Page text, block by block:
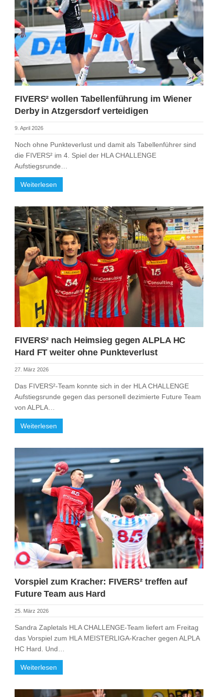
FIVERS² wollen Tabellenführung im Wiener
Derby in Atzgersdorf verteidigen
9. April 2026
Noch ohne Punkteverlust und damit als Tabellenführer sind
die FIVERS² im 4. Spiel der HLA CHALLENGE
Aufstiegsrunde…
Weiterlesen
FIVERS² nach Heimsieg gegen ALPLA HC
Hard FT weiter ohne Punkteverlust
27. März 2026
Das FIVERS²-Team konnte sich in der HLA CHALLENGE
Aufstiegsrunde gegen das personell dezimierte Future Team
von ALPLA…
Weiterlesen
Vorspiel zum Kracher: FIVERS² treffen auf
Future Team aus Hard
25. März 2026
Sandra Zapletals HLA CHALLENGE-Team liefert am Freitag
das Vorspiel zum HLA MEISTERLIGA-Kracher gegen ALPLA
HC Hard. Und…
Weiterlesen